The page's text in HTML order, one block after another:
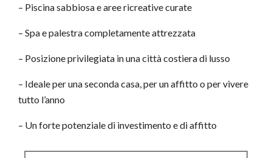
– Piscina sabbiosa e aree ricreative curate
– Spa e palestra completamente attrezzata
– Posizione privilegiata in una città costiera di lusso
– Ideale per una seconda casa, per un affitto o per vivere
tutto l’anno
– Un forte potenziale di investimento e di affitto